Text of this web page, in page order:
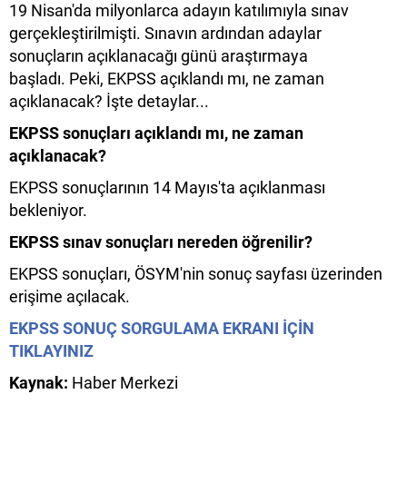
19 Nisan'da milyonlarca adayın katılımıyla sınav
gerçekleştirilmişti. Sınavın ardından adaylar
sonuçların açıklanacağı günü araştırmaya
başladı. Peki, EKPSS açıklandı mı, ne zaman
açıklanacak? İşte detaylar...
EKPSS sonuçları açıklandı mı, ne zaman
açıklanacak?
EKPSS sonuçlarının 14 Mayıs'ta açıklanması
bekleniyor.
EKPSS sınav sonuçları nereden öğrenilir?
EKPSS sonuçları, ÖSYM'nin sonuç sayfası üzerinden
erişime açılacak.
EKPSS SONUÇ SORGULAMA EKRANI İÇİN
TIKLAYINIZ
Kaynak: Haber Merkezi